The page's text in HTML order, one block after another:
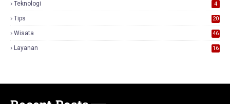
Teknologi 4
Tips 20
Wisata 46
Layanan 16